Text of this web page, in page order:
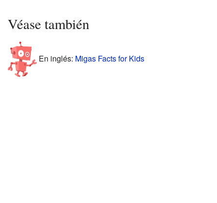
Véase también
En inglés: Migas Facts for Kids